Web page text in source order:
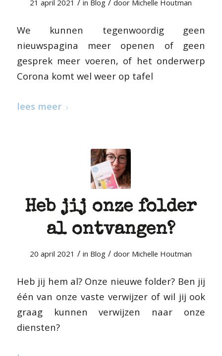
21 april 2021 in Blog door Michelle Houtman
We kunnen tegenwoordig geen
nieuwspagina meer openen of geen
gesprek meer voeren, of het onderwerp
Corona komt wel weer op tafel
lees meer
Heb jij onze folder
al ontvangen?
20 april 2021 / in Blog / door Michelle Houtman
Heb jij hem al? Onze nieuwe folder? Ben jij
één van onze vaste verwijzer of wil jij ook
graag kunnen verwijzen naar onze
diensten?